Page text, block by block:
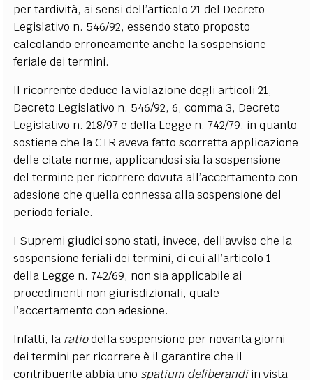
per tardività, ai sensi dell’articolo 21 del Decreto
Legislativo n. 546/92, essendo stato proposto
calcolando erroneamente anche la sospensione
feriale dei termini.
Il ricorrente deduce la violazione degli articoli 21,
Decreto Legislativo n. 546/92, 6, comma 3, Decreto
Legislativo n. 218/97 e della Legge n. 742/79, in quanto
sostiene che la CTR aveva fatto scorretta applicazione
delle citate norme, applicandosi sia la sospensione
del termine per ricorrere dovuta all’accertamento con
adesione che quella connessa alla sospensione del
periodo feriale.
I Supremi giudici sono stati, invece, dell’avviso che la
sospensione feriali dei termini, di cui all’articolo 1
della Legge n. 742/69, non sia applicabile ai
procedimenti non giurisdizionali, quale
l’accertamento con adesione.
Infatti, la ratiodella sospensione per novanta giorni
dei termini per ricorrere è il garantire che il
contribuente abbia uno spatium deliberandiin vista